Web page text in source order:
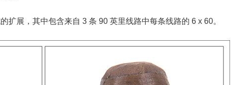
扩展，其中包含来自 3 条 90 英里线路中每条线路的 6 x 60。